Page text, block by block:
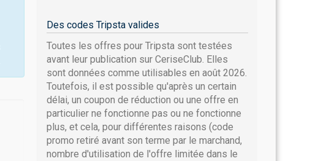
Des codes Tripsta valides
Toutes les offres pour Tripsta sont testées
avant leur publication sur CeriseClub. Elles
sont données comme utilisables en août 2026.
Toutefois, il est possible qu'après un certain
délai, un coupon de réduction ou une offre en
particulier ne fonctionne pas ou ne fonctionne
plus, et cela, pour différentes raisons (code
promo retiré avant son terme par le marchand,
nombre d'utilisation de l'offre limitée dans le